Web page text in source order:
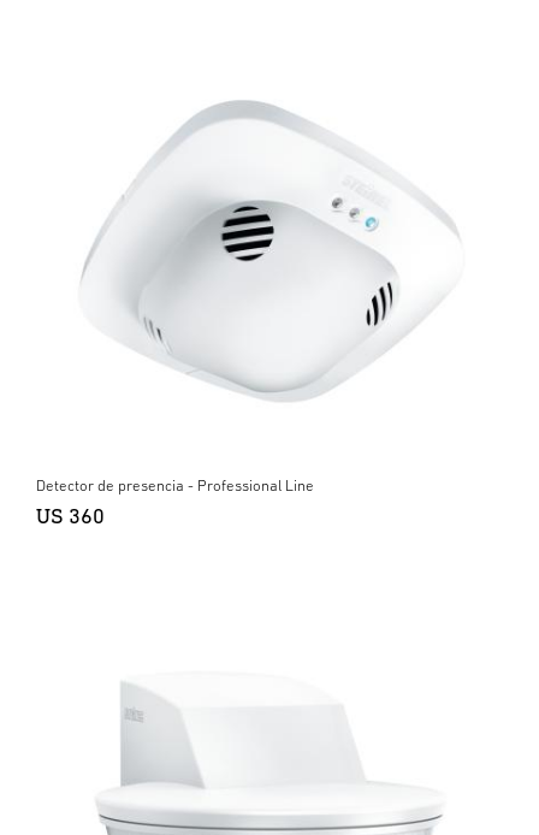
Detector de presencia - Professional Line
US 360